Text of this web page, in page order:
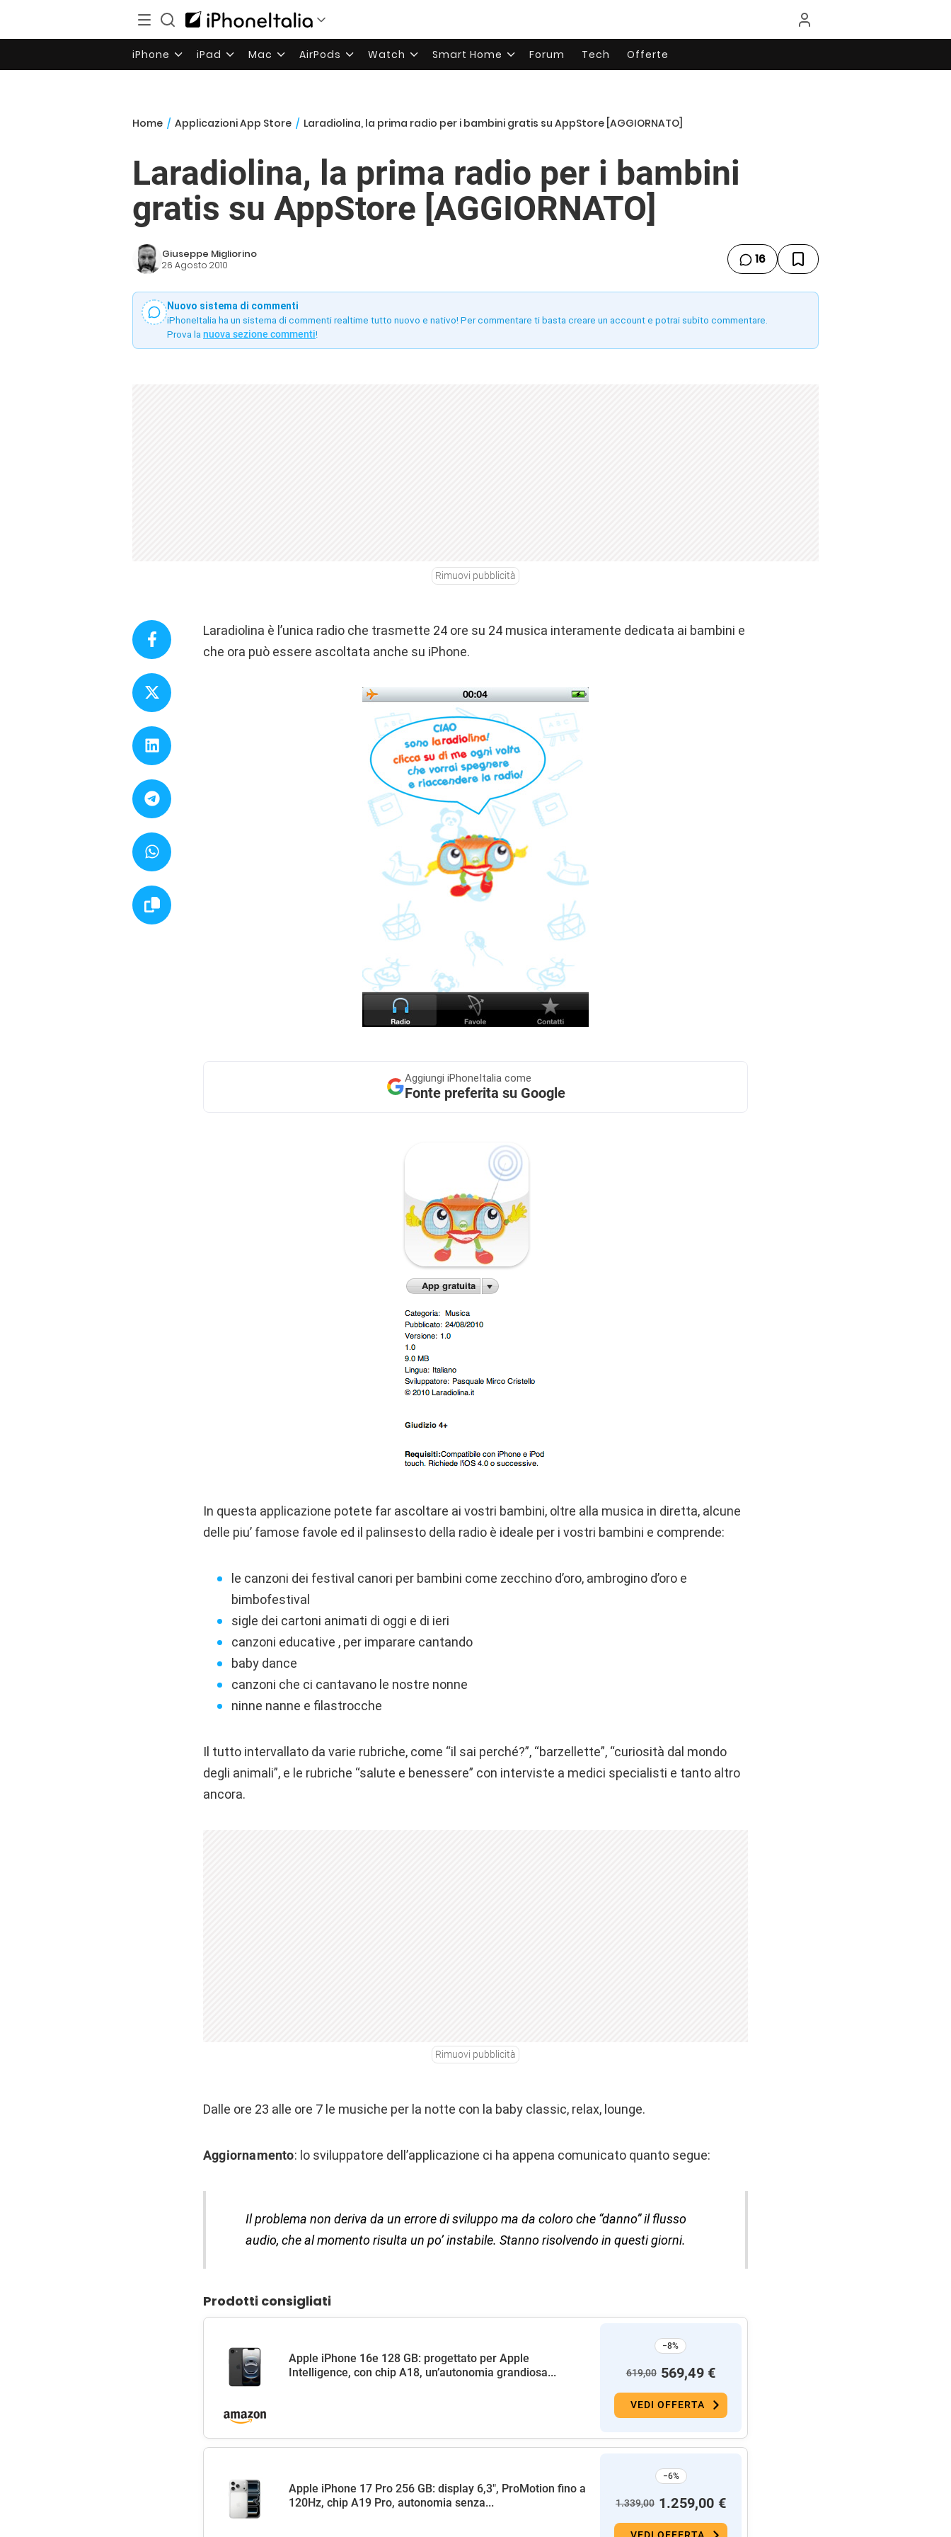
iPhone iPad Mac AirPods Watch Smart Home Forum Tech Offerte
Home / Applicazioni App Store / Laradiolina, la prima radio per i bambini gratis su AppStore [AGGIORNATO]
Laradiolina, la prima radio per i bambini
gratis su AppStore [AGGIORNATO]
Giuseppe Migliorino
26 Agosto 2010 16
Nuovo sistema di commenti
iPhoneItalia ha un sistema di commenti realtime tutto nuovo e nativo! Per commentare ti basta creare un account e potrai subito commentare.
Prova la nuova sezione commenti!
Rimuovi pubblicità
Laradiolina è l’unica radio che trasmette 24 ore su 24 musica interamente dedicata ai bambini e
che ora può essere ascoltata anche su iPhone.
Aggiungi iPhoneItalia come
Fonte preferita su Google
In questa applicazione potete far ascoltare ai vostri bambini, oltre alla musica in diretta, alcune
delle piu’ famose favole ed il palinsesto della radio è ideale per i vostri bambini e comprende:
le canzoni dei festival canori per bambini come zecchino d’oro, ambrogino d’oro e
bimbofestival
sigle dei cartoni animati di oggi e di ieri
canzoni educative , per imparare cantando
baby dance
canzoni che ci cantavano le nostre nonne
ninne nanne e filastrocche
Il tutto intervallato da varie rubriche, come “il sai perché?”, “barzellette”, “curiosità dal mondo
degli animali”, e le rubriche “salute e benessere” con interviste a medici specialisti e tanto altro
ancora.
Rimuovi pubblicità
Dalle ore 23 alle ore 7 le musiche per la notte con la baby classic, relax, lounge.
Aggiornamento: lo sviluppatore dell’applicazione ci ha appena comunicato quanto segue:
Il problema non deriva da un errore di sviluppo ma da coloro che “danno” il flusso
audio, che al momento risulta un po’ instabile. Stanno risolvendo in questi giorni.
Prodotti consigliati
Apple iPhone 16e 128 GB: progettato per Apple
Intelligence, con chip A18, un’autonomia grandiosa...
−8%
619,00 569,49 €
VEDI OFFERTA
Apple iPhone 17 Pro 256 GB: display 6,3", ProMotion fino a
120Hz, chip A19 Pro, autonomia senza...
−6%
1.339,00 1.259,00 €